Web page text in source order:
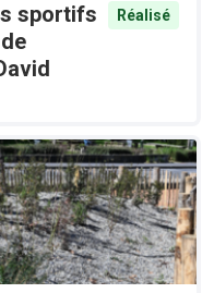
sportifs
Réalisé